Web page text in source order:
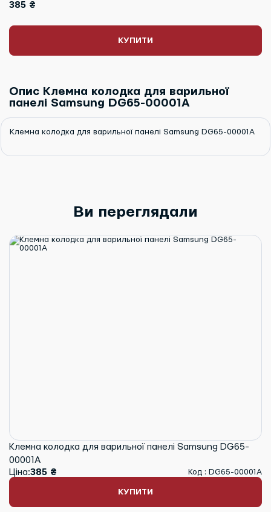
385 ₴
КУПИТИ
Опис Клемна колодка для варильної
панелі Samsung DG65-00001A
Клемна колодка для варильної панелі Samsung DG65-00001A
Ви переглядали
Клемна колодка для варильної панелі Samsung DG65-
00001A
Ціна:385 ₴ Код : DG65-00001A
КУПИТИ